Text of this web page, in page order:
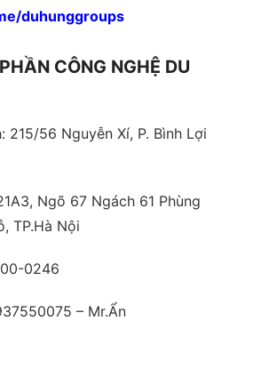
duhunggroups
CÔNG NGHỆ DU
215/56 Nguyễn Xí, P. Bình Lợi
Ngõ 67 Ngách 61 Phùng
TP.Hà Nội
0246
– Mr.Ẩn